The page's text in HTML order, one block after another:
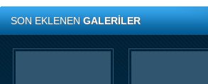
SON EKLENENGALERİLER